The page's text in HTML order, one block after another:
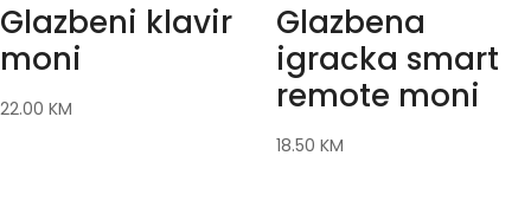
Glazbeni klavir
moni
22.00 KM
Glazbena
igracka smart
remote moni
18.50 KM